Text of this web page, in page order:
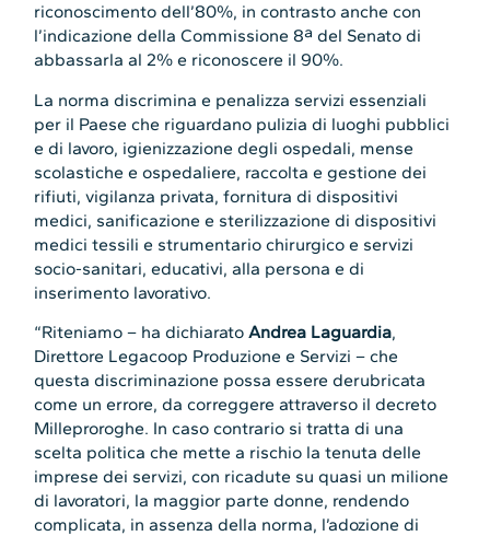
riconoscimento dell’80%, in contrasto anche con
l’indicazione della Commissione 8ª del Senato di
abbassarla al 2% e riconoscere il 90%.
La norma discrimina e penalizza servizi essenziali
per il Paese che riguardano pulizia di luoghi pubblici
e di lavoro, igienizzazione degli ospedali, mense
scolastiche e ospedaliere, raccolta e gestione dei
rifiuti, vigilanza privata, fornitura di dispositivi
medici, sanificazione e sterilizzazione di dispositivi
medici tessili e strumentario chirurgico e servizi
socio-sanitari, educativi, alla persona e di
inserimento lavorativo.
“Riteniamo – ha dichiaratoAndrea Laguardia,
Direttore Legacoop Produzione e Servizi – che
questa discriminazione possa essere derubricata
come un errore, da correggere attraverso il decreto
Milleproroghe. In caso contrario si tratta di una
scelta politica che mette a rischio la tenuta delle
imprese dei servizi, con ricadute su quasi un milione
di lavoratori, la maggior parte donne, rendendo
complicata, in assenza della norma, l’adozione di